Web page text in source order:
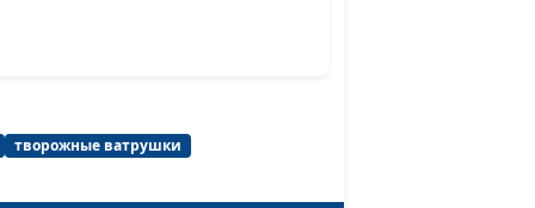
творожные ватрушки